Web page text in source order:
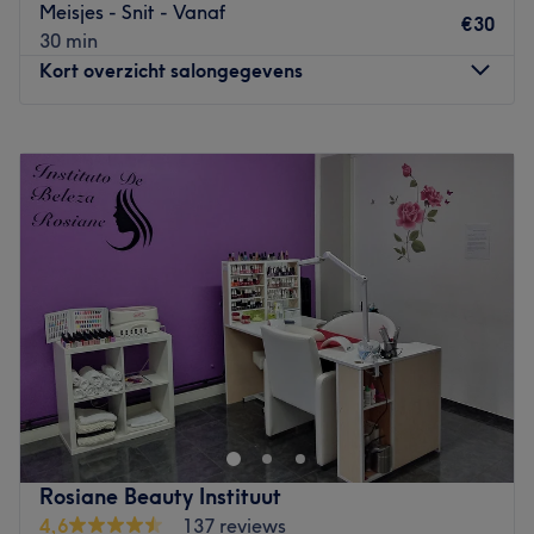
Meisjes - Snit - Vanaf
30 min
€30
Kort overzicht salongegevens
Dinsdag
11:00–
Woensdag
11:00 –17:00
Donderdag
11:00–17:00
Vrijdag
11:00–17:00
11:00
Zondag
Bij Mundo in Antwerpen willen ze dat je helemaal jezelf
kunt zijn. Iedereen die Mundo bezoekt, zal zichzelf
terugvinden en herboren naar buiten stappen. Het
deskundige advies wordt altijd aangepast aan de noden
en vereisten van elke klant. Een troef van dit salon is dat
zij naast Europees haar ook krullend of weerbarstig haar
Rosiane Beauty Instituut
4,6
137 reviews